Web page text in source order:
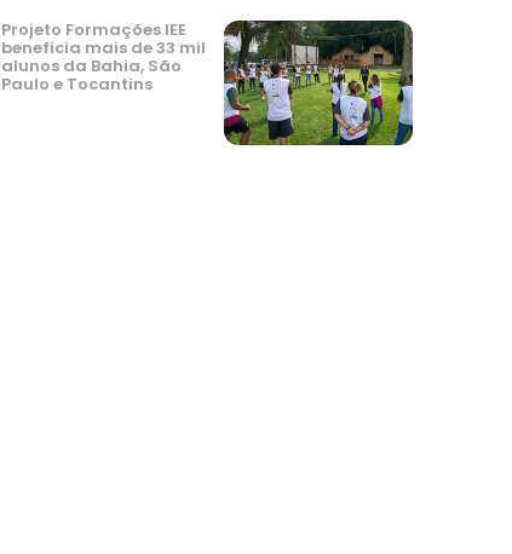
Projeto Formações IEE
beneficia mais de 33 mil
alunos da Bahia, São
Paulo e Tocantins